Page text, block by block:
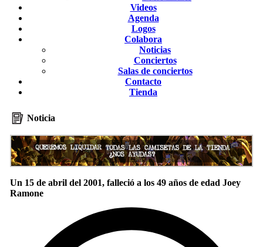
Videos
Agenda
Logos
Colabora
Noticias
Conciertos
Salas de conciertos
Contacto
Tienda
Noticia
Un 15 de abril del 2001, falleció a los 49 años de edad Joey
Ramone